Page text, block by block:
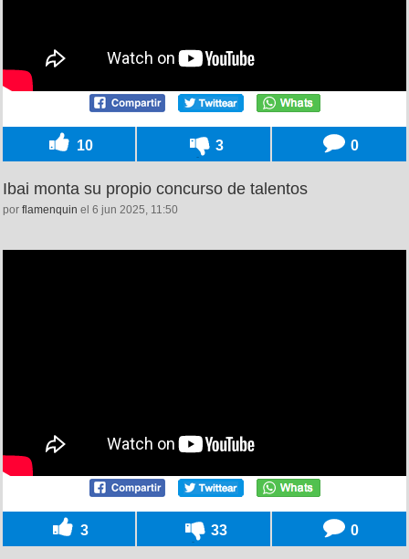
10 3 0
Ibai monta su propio concurso de talentos
por flamenquin el 6 jun 2025, 11:50
3 33 0